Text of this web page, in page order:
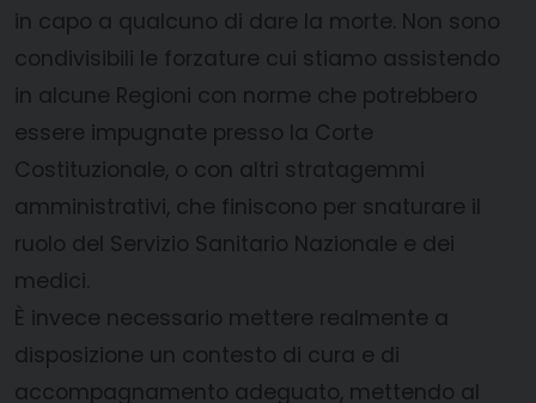
in capo a qualcuno di dare la morte. Non sono
condivisibili le forzature cui stiamo assistendo
in alcune Regioni con norme che potrebbero
essere impugnate presso la Corte
Costituzionale, o con altri stratagemmi
amministrativi, che finiscono per snaturare il
ruolo del Servizio Sanitario Nazionale e dei
medici.
È invece necessario mettere realmente a
disposizione un contesto di cura e di
accompagnamento adeguato, mettendo al